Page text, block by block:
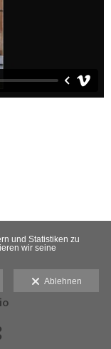
und Statistiken zu
wir seine
Ablehnen